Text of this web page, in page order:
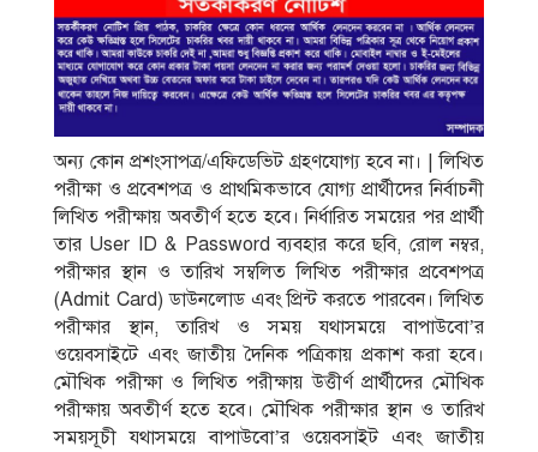
অন্য কোন প্রশংসাপত্র/এফিডেভিট গ্রহণযােগ্য হবে না। | লিখিত
পরীক্ষা ও প্রবেশপত্র ও প্রাথমিকভাবে যােগ্য প্রার্থীদের নির্বাচনী
লিখিত পরীক্ষায় অবতীর্ণ হতে হবে। নির্ধারিত সময়ের পর প্রার্থী
তার User ID & Password ব্যবহার করে ছবি, রােল নম্বর,
পরীক্ষার স্থান ও তারিখ সম্বলিত লিখিত পরীক্ষার প্রবেশপত্র
(Admit Card) ডাউনলােড এবং প্রিন্ট করতে পারবেন। লিখিত
পরীক্ষার স্থান, তারিখ ও সময় যথাসময়ে বাপাউবাে’র
ওয়েবসাইটে এবং জাতীয় দৈনিক পত্রিকায় প্রকাশ করা হবে।
মৌখিক পরীক্ষা ও লিখিত পরীক্ষায় উত্তীর্ণ প্রার্থীদের মৌখিক
পরীক্ষায় অবতীর্ণ হতে হবে। মৌখিক পরীক্ষার স্থান ও তারিখ
সময়সূচী যথাসময়ে বাপাউবাে’র ওয়েবসাইট এবং জাতীয়